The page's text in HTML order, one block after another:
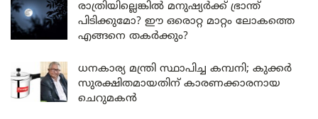
രാത്രിയില്ലെങ്കിൽ മനുഷ്യർക്ക് ഭ്രാന്ത്
പിടിക്കുമോ? ഈ ഒരൊറ്റ മാറ്റം ലോകത്തെ
എങ്ങനെ തകർക്കും?
ധനകാര്യ മന്ത്രി സ്ഥാപിച്ച കമ്പനി; കുക്കർ
സുരക്ഷിതമായതിന് കാരണക്കാരനായ
ചെറുമകൻ